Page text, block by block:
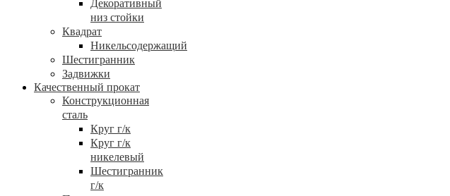
Декоративный
низ стойки
Квадрат
Никельсодержащий
Шестигранник
Задвижки
Качественный прокат
Конструкционная
сталь
Круг г/к
Круг г/к
никелевый
Шестигранник
г/к